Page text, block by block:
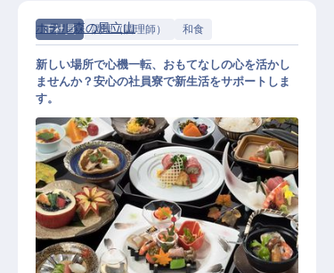
正社員 調理（調理師） 和食
調理【ホテル森の風・立山】
ホテル森の風立山
新しい場所で心機一転、おもてなしの心を活かし
ませんか？安心の社員寮で新生活をサポートしま
す。